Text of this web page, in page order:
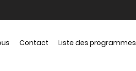
Contact Liste des programmes